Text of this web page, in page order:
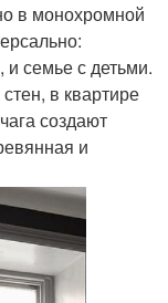
в монохромной
и семье с детьми.
в квартире
создают
и